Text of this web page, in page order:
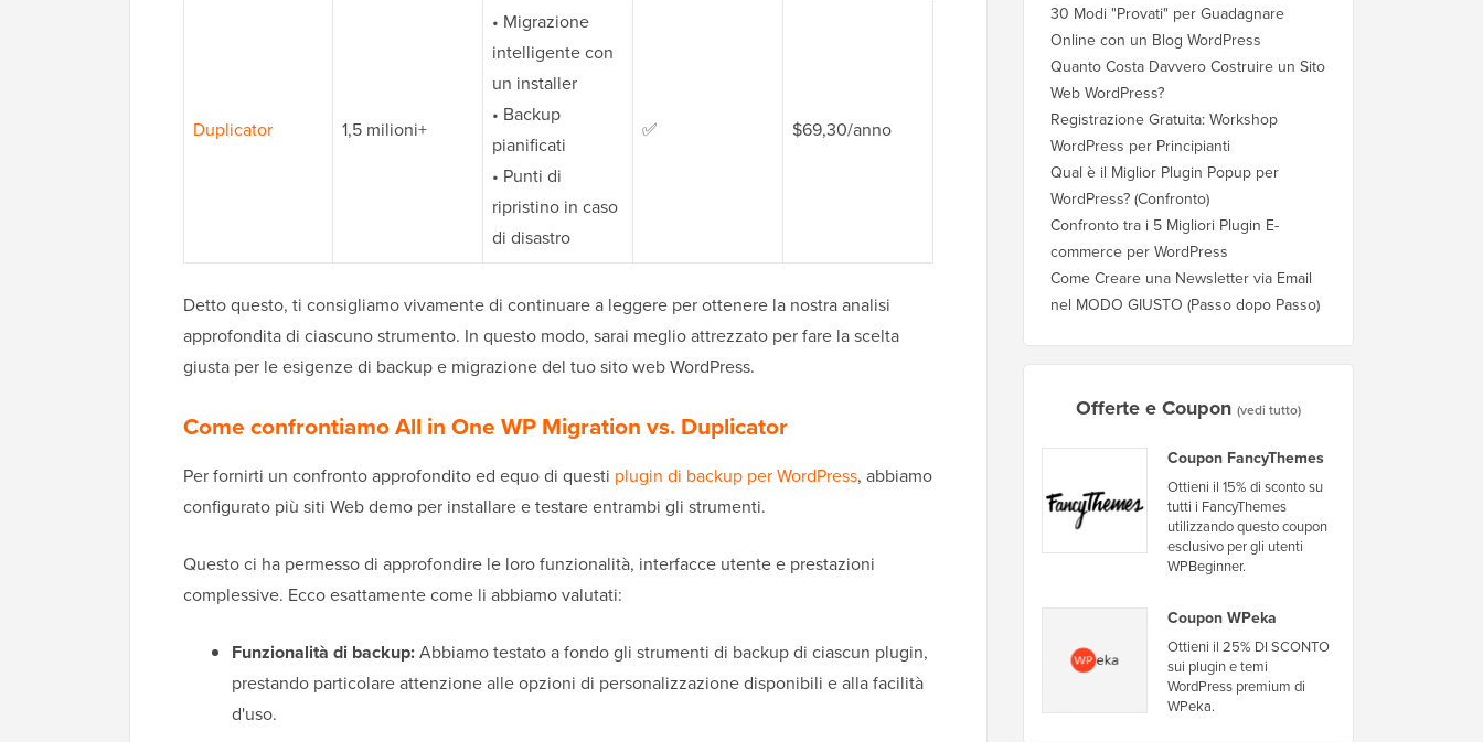
Duplicator 1,5 milioni+
• Migrazione
intelligente con
un installer
• Backup
pianificati
• Punti di
ripristino in caso
di disastro
✅ $69,30/anno
Detto questo, ti consigliamo vivamente di continuare a leggere per ottenere la nostra analisi
approfondita di ciascuno strumento. In questo modo, sarai meglio attrezzato per fare la scelta
giusta per le esigenze di backup e migrazione del tuo sito web WordPress.
Come confrontiamo All in One WP Migration vs. Duplicator
Per fornirti un confronto approfondito ed equo di questi plugin di backup per WordPress, abbiamo
configurato più siti Web demo per installare e testare entrambi gli strumenti.
Questo ci ha permesso di approfondire le loro funzionalità, interfacce utente e prestazioni
complessive. Ecco esattamente come li abbiamo valutati:
Funzionalità di backup:Abbiamo testato a fondo gli strumenti di backup di ciascun plugin,
prestando particolare attenzione alle opzioni di personalizzazione disponibili e alla facilità
d'uso.
30 Modi "Provati" per Guadagnare
Online con un Blog WordPress
Quanto Costa Davvero Costruire un Sito
Web WordPress?
Registrazione Gratuita: Workshop
WordPress per Principianti
Qual è il Miglior Plugin Popup per
WordPress? (Confronto)
Confronto tra i 5 Migliori Plugin E-
commerce per WordPress
Come Creare una Newsletter via Email
nel MODO GIUSTO (Passo dopo Passo)
Offerte e Coupon (vedi tutto)
Coupon FancyThemes
Ottieni il 15% di sconto su
tutti i FancyThemes
utilizzando questo coupon
esclusivo per gli utenti
WPBeginner.
Coupon WPeka
Ottieni il 25% DI SCONTO
sui plugin e temi
WordPress premium di
WPeka.